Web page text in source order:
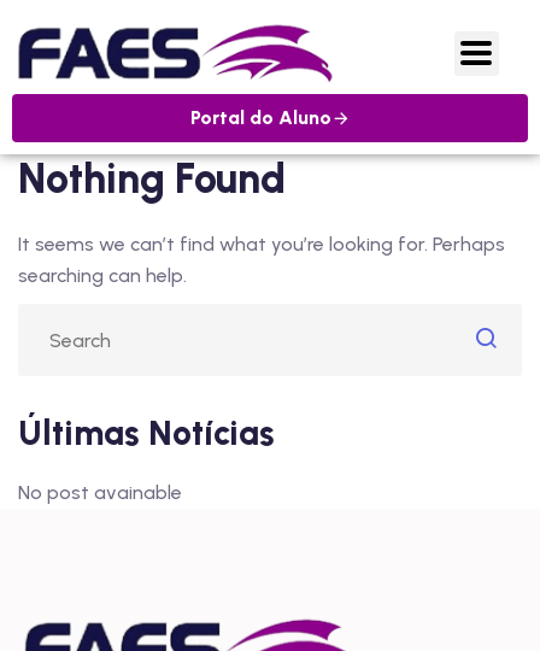
Portal do Aluno
Nothing Found
It seems we can’t find what you’re looking for. Perhaps
searching can help.
Últimas Notícias
No post avainable